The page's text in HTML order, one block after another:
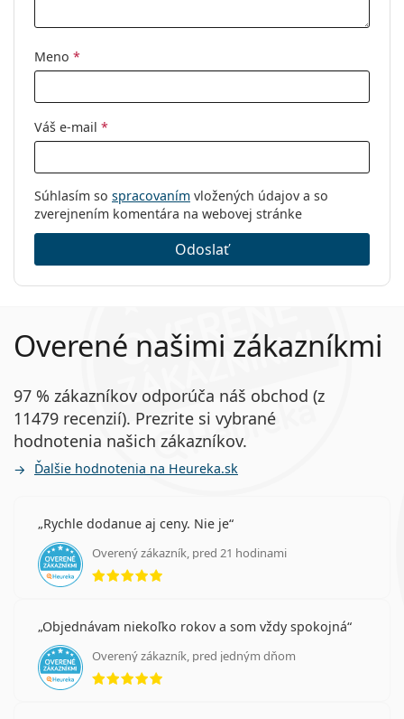
Meno *
Váš e-mail *
Súhlasím so spracovaním vložených údajov a so
zverejnením komentára na webovej stránke
Odoslať
Overené našimi zákazníkmi
97 % zákazníkov odporúča náš obchod (z
11479 recenzií). Prezrite si vybrané
hodnotenia našich zákazníkov.
Ďalšie hodnotenia na Heureka.sk
Rychle dodanue aj ceny. Nie je
Overený zákazník, pred 21 hodinami
hodnotenie 5 z 5
Objednávam niekoľko rokov a som vždy spokojná
Overený zákazník, pred jedným dňom
hodnotenie 5 z 5